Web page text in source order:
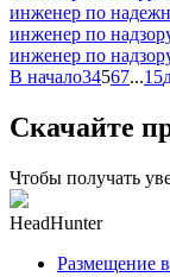
инженер по
инженер по
инженер по
В начало34567...15
Скачайте
Чтобы получать
HeadHunter
Размещение